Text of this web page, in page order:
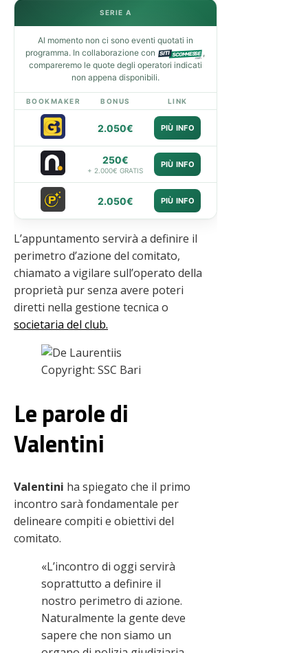
SERIE A
Al momento non ci sono eventi quotati in
programma. In collaborazione con
,
compareremo le quote degli operatori indicati
non appena disponibili.
BOOKMAKER BONUS LINK
2.050€ PIÙ INFO
250€
+ 2.000€ GRATIS
PIÙ INFO
2.050€ PIÙ INFO
L’appuntamento servirà a definire il
perimetro d’azione del comitato,
chiamato a vigilare sull’operato della
proprietà pur senza avere poteri
diretti nella gestione tecnica o
societaria del club.
Copyright: SSC Bari
Le parole di
Valentini
Valentini ha spiegato che il primo
incontro sarà fondamentale per
delineare compiti e obiettivi del
comitato.
«L’incontro di oggi servirà
soprattutto a definire il
nostro perimetro di azione.
Naturalmente la gente deve
sapere che non siamo un